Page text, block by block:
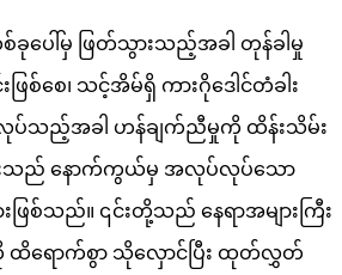
ခုပေါ်မှ ဖြတ်သွားသည့်အခါ တုန်ခါမှု
ြစ်စေ၊ သင့်အိမ်ရှိ ကားဂိုဒေါင်တံခါး
သည့်အခါ ဟန်ချက်ညီမှုကို ထိန်းသိမ်း
များသည် နောက်ကွယ်မှ အလုပ်လုပ်သော
ြစ်သည်။ ၎င်းတို့သည် နေရာအများကြီး
ထိရောက်စွာ သိုလှောင်ပြီး ထုတ်လွှတ်